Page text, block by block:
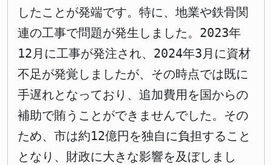
したことが発端です。特に、地業や鉄骨関
連の工事で問題が発生しました。2023年
12月に工事が発注され、2024年3月に資材
不足が発覚しましたが、その時点では既に
手遅れとなっており、追加費用を国からの
補助で賄うことができませんでした。その
ため、市は約12億円を独自に負担すること
となり、財政に大きな影響を及ぼしまし